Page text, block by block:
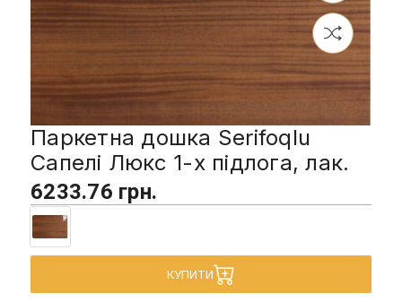
Паркетна дошка Serifoqlu
Сапелі Люкс 1-х підлога, лак.
6233.76 грн.
КУПИТИ